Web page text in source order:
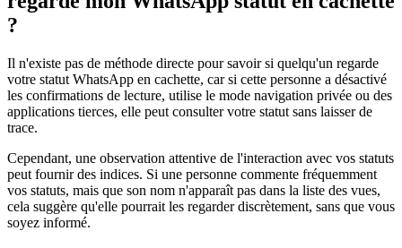
?
Il n'existe pas de méthode directe pour savoir si quelqu'un regarde
votre statut WhatsApp en cachette, car si cette personne a désactivé
les confirmations de lecture, utilise le mode navigation privée ou des
applications tierces, elle peut consulter votre statut sans laisser de
trace.
Cependant, une observation attentive de l'interaction avec vos statuts
peut fournir des indices. Si une personne commente fréquemment
vos statuts, mais que son nom n'apparaît pas dans la liste des vues,
cela suggère qu'elle pourrait les regarder discrètement, sans que vous
soyez informé.